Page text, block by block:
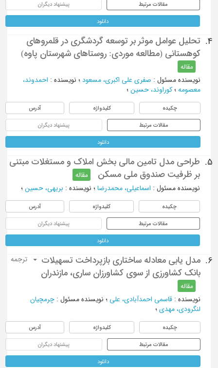
مقالات مرتبط پیشنهاد دیگران
دانلود
4.
تحلیل عوامل موثر بر توسعه گردشگری در قلمروهای
کوهستانی (مطالعه موردی: روستاهای شهرستان پاوه)
مقاله
نویسنده مسئول : صفری علی اکبری، مسعود؛ نویسنده: احمدوند،
معصومه؛ کوراوند، حسین؛
چکیده کلیدواژه آدرس
مقالات مرتبط پیشنهاد دیگران
دانلود
5.
طراحی مدل تامین مالی بخش املاک و مستغلات مبتنی
بر ظرفیت صندوق ملی مسکن
مقاله
نویسنده مسئول : اسماعیلی، محمدرضا؛ نویسنده: بریهی، حسین؛
چکیده کلیدواژه آدرس
مقالات مرتبط پیشنهاد دیگران
دانلود
6.
مدل یابی معادله ساختاری بازپرداخت تسهیلات
بانک کشاورزی از سوی کشاورزان ساری، مازندران
مقاله
ترجمه
نویسنده: قاسمی احمدآبادی، علی ؛ نویسنده مسئول : چرمچیان
لنگرودی، مهدی؛
چکیده کلیدواژه آدرس
مقالات مرتبط پیشنهاد دیگران
دانلود